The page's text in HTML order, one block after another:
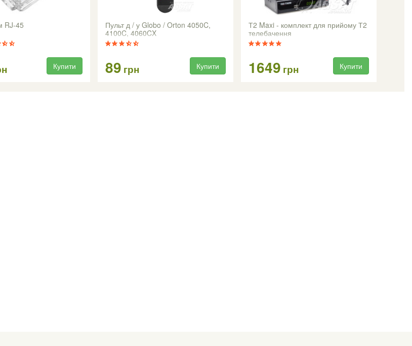
RJ-45
Купити
Пульт д / у Globo / Orton 4050C,
4100C, 4060CX
89 грн Купити
Т2 Maxi - комплект для прийому Т2
телебачення
1649 грн Купити